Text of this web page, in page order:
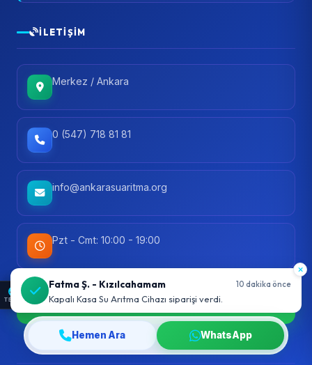
TEMA
İLETIŞIM
Merkez / Ankara
0 (547) 718 81 81
info@ankarasuaritma.org
Pzt - Cmt: 10:00 - 19:00
WhatsApp'tan Yaz
Hemen Ara WhatsApp